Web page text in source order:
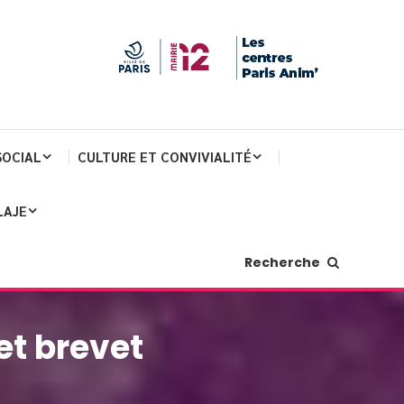
CULTURE ET CONVIVIALITÉ
Recherche
brevet